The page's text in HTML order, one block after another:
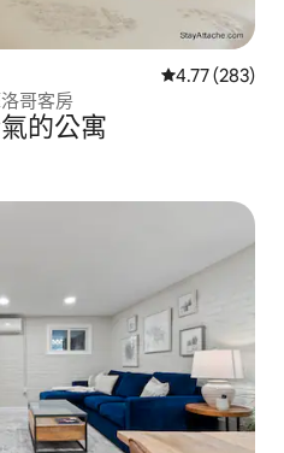
從 283 則評價
4.77 (283)
哥客房
的公寓